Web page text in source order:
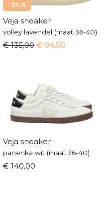
- 30 %
Veja sneaker
volley lavendel (maat 36-40)
€ 135,00 € 94,50
Veja sneaker
panenka wit (maat 36-40)
€ 140,00